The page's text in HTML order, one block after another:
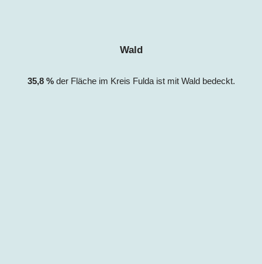
Wald
35,8 %der Fläche im Kreis Fulda ist mit Wald bedeckt.